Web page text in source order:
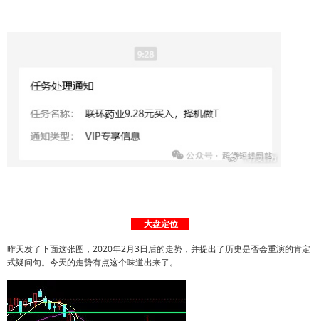
大盘定位
昨天发了下面这张图，2020年2月3日后的走势，并提出了历史是否会重演的肯定
式疑问句。今天的走势有点这个味道出来了。